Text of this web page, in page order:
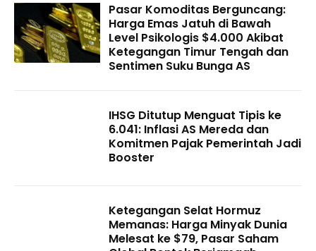
Pasar Komoditas Berguncang:
Harga Emas Jatuh di Bawah
Level Psikologis $4.000 Akibat
Ketegangan Timur Tengah dan
Sentimen Suku Bunga AS
IHSG Ditutup Menguat Tipis ke
6.041: Inflasi AS Mereda dan
Komitmen Pajak Pemerintah Jadi
Booster
Ketegangan Selat Hormuz
Memanas: Harga Minyak Dunia
Melesat ke $79, Pasar Saham